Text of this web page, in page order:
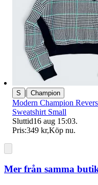
S | Champion
Modern Champion
Sweatshirt Small
Sluttid16 aug 15:03.
Pris:349 kr,Köp nu.
Mer från samma